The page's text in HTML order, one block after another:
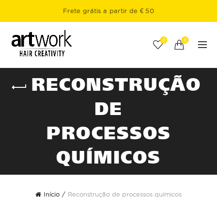
Frete grátis a partir de € 50
0 0
RECONSTRUÇÃO
DE
PROCESSOS
QUÍMICOS
Início Reconstrução de processos químicos